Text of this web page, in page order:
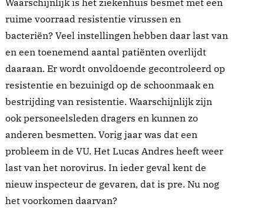
Waarschijnlijk is het ziekenhuis besmet met een
ruime voorraad resistentie virussen en
bacteriën? Veel instellingen hebben daar last van
en een toenemend aantal patiënten overlijdt
daaraan. Er wordt onvoldoende gecontroleerd op
resistentie en bezuinigd op de schoonmaak en
bestrijding van resistentie. Waarschijnlijk zijn
ook personeelsleden dragers en kunnen zo
anderen besmetten. Vorig jaar was dat een
probleem in de VU. Het Lucas Andres heeft weer
last van het norovirus. In ieder geval kent de
nieuw inspecteur de gevaren, dat is pre. Nu nog
het voorkomen daarvan?